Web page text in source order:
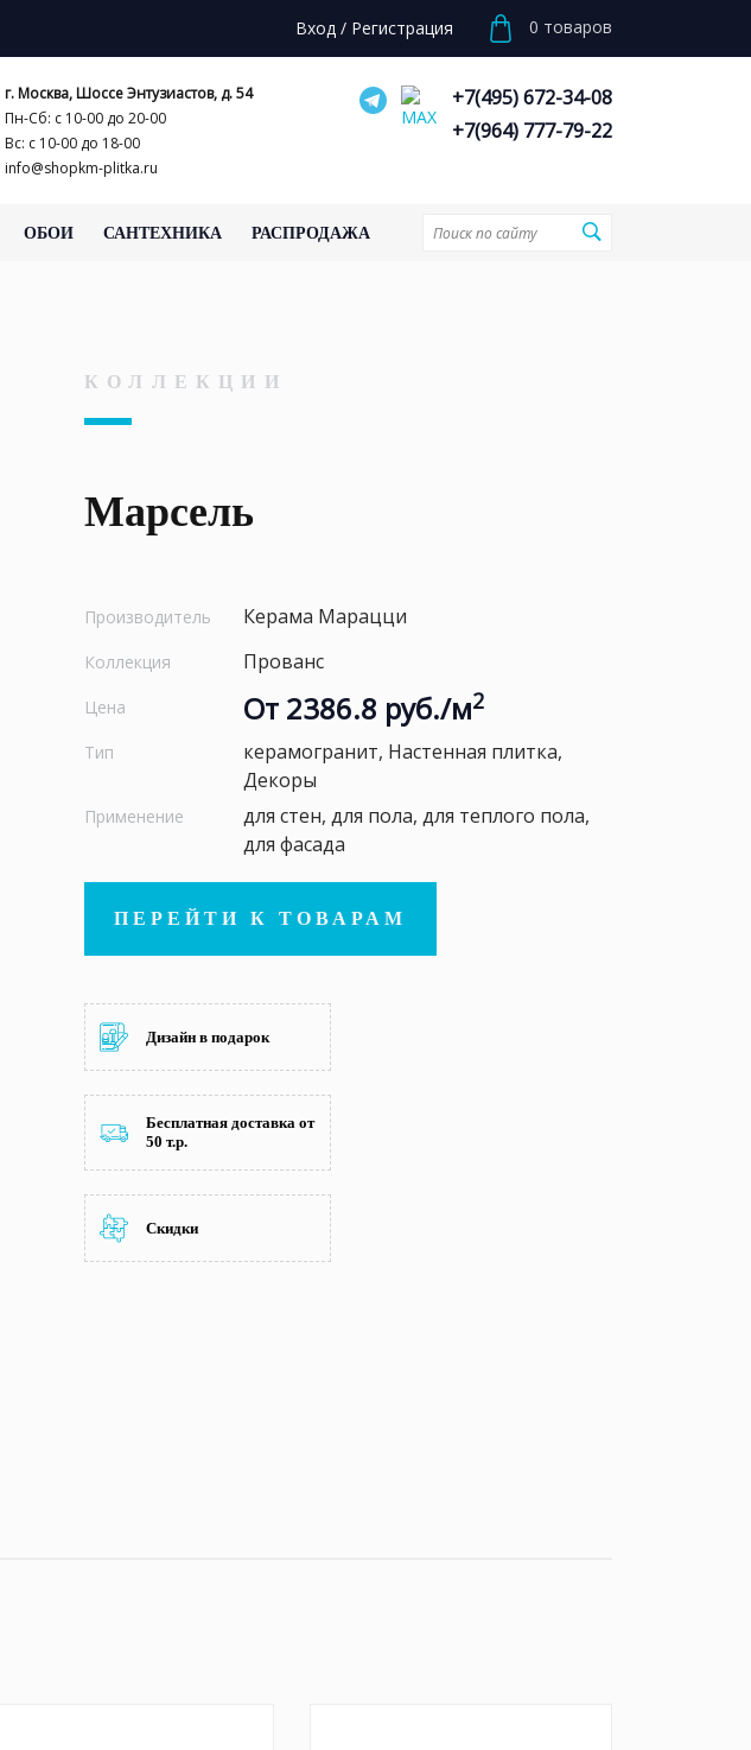
Вход / Регистрация 0 товаров
г. Москва, Шоссе Энтузиастов, д. 54
Пн-Сб: с 10-00 до 20-00
Вс: с 10-00 до 18-00
info@shopkm-plitka.ru
+7(495) 672-34-08
+7(964) 777-79-22
ОБОИ САНТЕХНИКА РАСПРОДАЖА
КОЛЛЕКЦИИ
Марсель
Производитель Керама Марацци
Коллекция Прованс
Цена От 2386.8 руб./м2
Тип
керамогранит, Настенная плитка,
Декоры
Применение
для стен, для пола, для теплого пола,
для фасада
ПЕРЕЙТИ К ТОВАРАМ
Дизайн в подарок
Бесплатная доставка от
50 т.р.
Скидки